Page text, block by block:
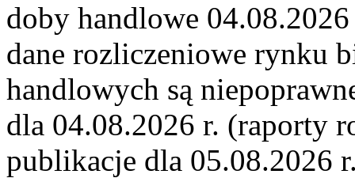
doby handlowe
dane rozliczeniowe rynku
handlowych są
dla 04.08.2026 r. (raporty
publikacje dla 05.08.2026